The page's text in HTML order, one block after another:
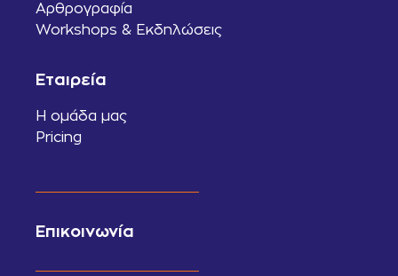
Αρθρογραφία
Workshops & Εκδηλώσεις
Εταιρεία
Η ομάδα μας
Pricing
Επικοινωνία